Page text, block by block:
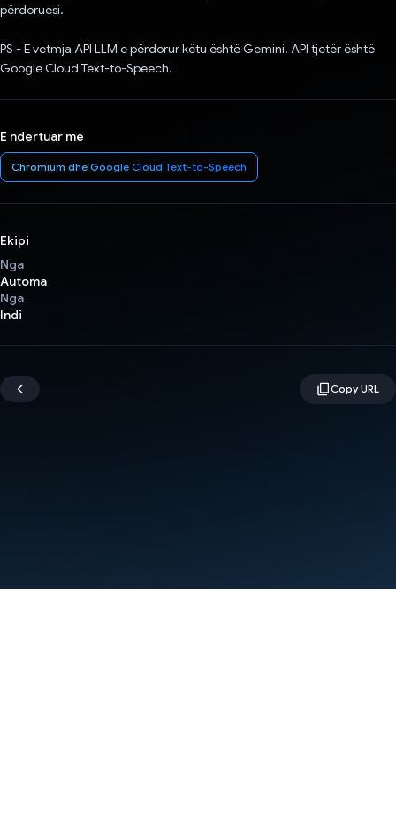
përdoruesi.
PS - E vetmja API LLM e përdorur këtu është Gemini. API tjetër është
Google Cloud Text-to-Speech.
E ndertuar me
Chromium dhe Google Cloud Text-to-Speech
Ekipi
Nga
Automa
Nga
Indi